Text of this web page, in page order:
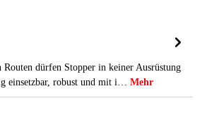
Routen dürfen Stopper in keiner Ausrüstung
einsetzbar, robust und mit i… Mehr